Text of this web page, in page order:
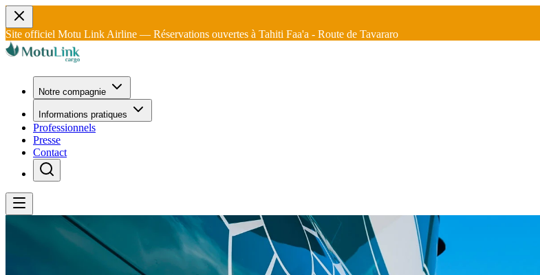
Site officiel Motu Link Airline — Réservations ouvertes à Tahiti Faa'a - Route de Tavararo
Notre compagnie
Informations pratiques
Professionnels
Presse
Contact